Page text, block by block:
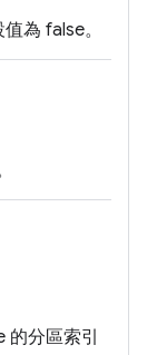
為 false。
分區索引